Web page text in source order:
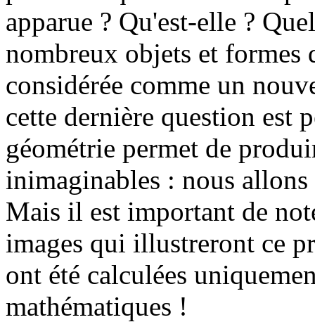
apparue ? Qu'est-elle ?
nombreux objets et formes
considérée comme un
cette dernière question est
géométrie permet de
inimaginables : nous
Mais il est important de
images qui illustreront ce
ont été calculées
mathématiques !